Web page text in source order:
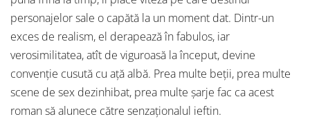
personajelor sale o capătă la un moment dat. Dintr-un
exces de realism, el derapează în fabulos, iar
verosimilitatea, atît de viguroasă la început, devine
convenţie cusută cu aţă albă. Prea multe beţii, prea multe
scene de sex dezinhibat, prea multe şarje fac ca acest
roman să alunece către senzaţionalul ieftin.